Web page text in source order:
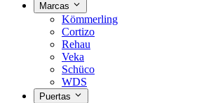
Marcas
Kömmerling
Cortizo
Rehau
Veka
Schüco
WDS
Puertas